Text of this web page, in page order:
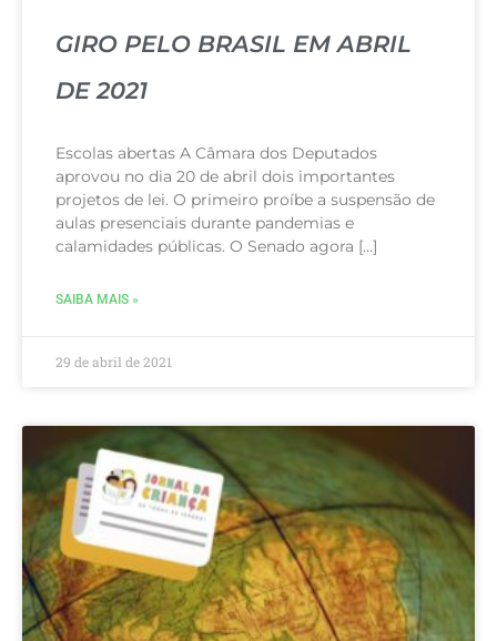
GIRO PELO BRASIL EM ABRIL
DE 2021
Escolas abertas A Câmara dos Deputados
aprovou no dia 20 de abril dois importantes
projetos de lei. O primeiro proíbe a suspensão de
aulas presenciais durante pandemias e
calamidades públicas. O Senado agora […]
SAIBA MAIS »
29 de abril de 2021